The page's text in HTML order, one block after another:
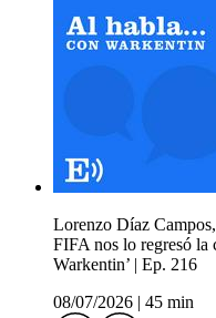
Lorenzo Díaz
FIFA nos lo regresó la
Warkentin’ | Ep. 216
08/07/2026
45 min